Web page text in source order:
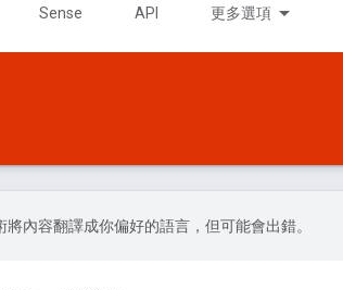
Sense API 更多選項
將內容翻譯成你偏好的語言，但可能會出錯。